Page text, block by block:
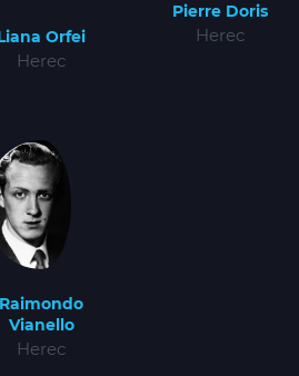
Orfei
Herec
Pierre Doris
Herec
Raimondo
Vianello
Herec